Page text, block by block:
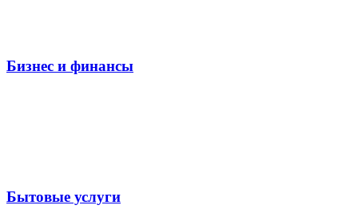
Бизнес и финансы
Бытовые услуги